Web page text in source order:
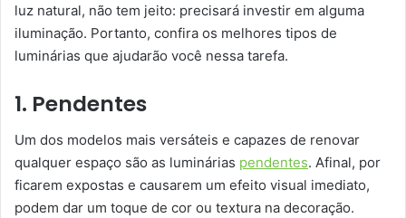
luz natural, não tem jeito: precisará investir em alguma
iluminação. Portanto, confira os melhores tipos de
luminárias que ajudarão você nessa tarefa.
1. Pendentes
Um dos modelos mais versáteis e capazes de renovar
qualquer espaço são as luminárias pendentes. Afinal, por
ficarem expostas e causarem um efeito visual imediato,
podem dar um toque de cor ou textura na decoração.